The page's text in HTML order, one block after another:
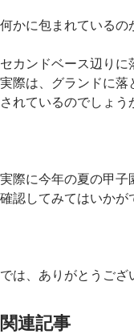
何かに包まれているの
セカンドベース辺りに
実際は、グランドに落
されているのでしょう
実際に今年の夏の甲子
確認してみてはいかが
では、ありがとうござ
関連記事